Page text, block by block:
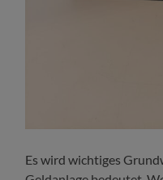
Es wird wichtiges